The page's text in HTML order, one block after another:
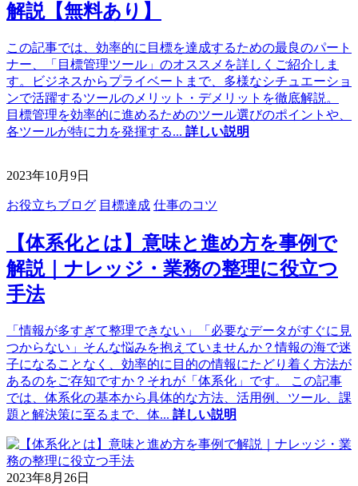
解説【無料あり】
この記事では、効率的に目標を達成するための最良のパート
ナー、「目標管理ツール」のオススメを詳しくご紹介しま
す。ビジネスからプライベートまで、多様なシチュエーショ
ンで活躍するツールのメリット・デメリットを徹底解説。
目標管理を効率的に進めるためのツール選びのポイントや、
各ツールが特に力を発揮する... 詳しい説明
2023年10月9日
お役立ちブログ 目標達成 仕事のコツ
【体系化とは】意味と進め方を事例で
解説｜ナレッジ・業務の整理に役立つ
手法
「情報が多すぎて整理できない」「必要なデータがすぐに見
つからない」そんな悩みを抱えていませんか？情報の海で迷
子になることなく、効率的に目的の情報にたどり着く方法が
あるのをご存知ですか？それが「体系化」です。 この記事
では、体系化の基本から具体的な方法、活用例、ツール、課
題と解決策に至るまで、体... 詳しい説明
2023年8月26日